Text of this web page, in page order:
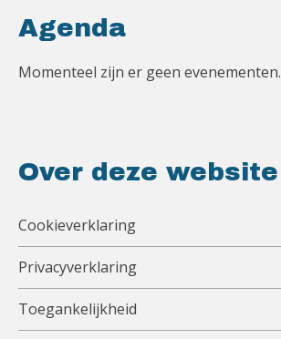
Agenda
Momenteel zijn er geen evenementen.
Over deze website
Cookieverklaring
Privacyverklaring
Toegankelijkheid